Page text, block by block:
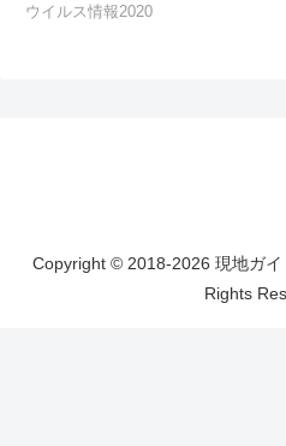
ウイルス情報2020
Copyright © 2018-2026 現地ガ
Rights